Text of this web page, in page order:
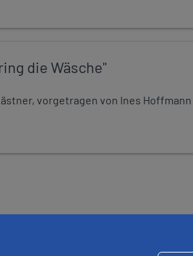
die Wäsche"
vorgetragen von Ines Hoffmann